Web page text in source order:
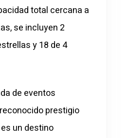
total cercana a
se incluyen 2
y 18 de 4
de eventos
prestigio
un destino